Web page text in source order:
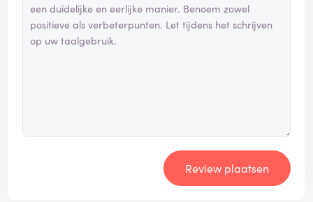
Review plaatsen